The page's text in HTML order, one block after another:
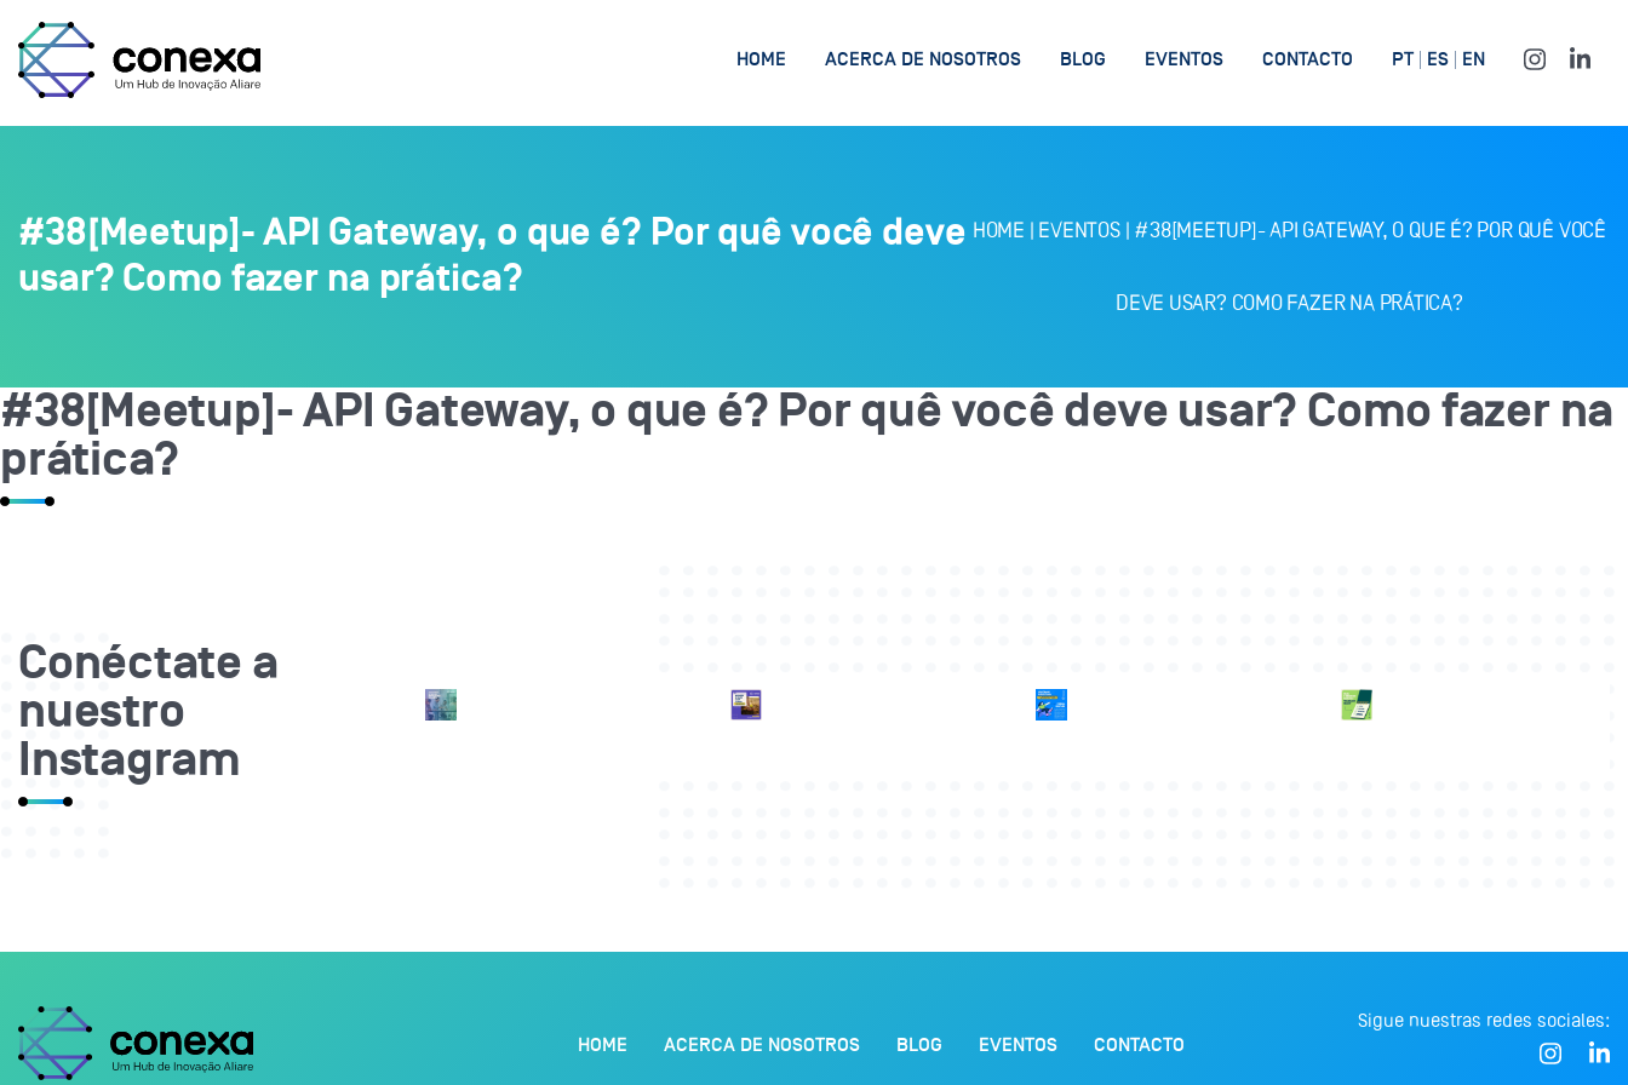
HOME ACERCA DE NOSOTROS BLOG EVENTOS CONTACTO PT ES EN
#38[Meetup]- API Gateway, o que é? Por quê você deve
usar? Como fazer na prática?
HOME | EVENTOS| #38[MEETUP]- API GATEWAY, O QUE É? POR QUÊ VOCÊ
DEVE USAR? COMO FAZER NA PRÁTICA?
#38[Meetup]- API Gateway, o que é? Por quê você deve usar? Como fazer na
prática?
Conéctate a
nuestro
Instagram
HOME ACERCA DE NOSOTROS BLOG EVENTOS CONTACTO
Sigue nuestras redes sociales: